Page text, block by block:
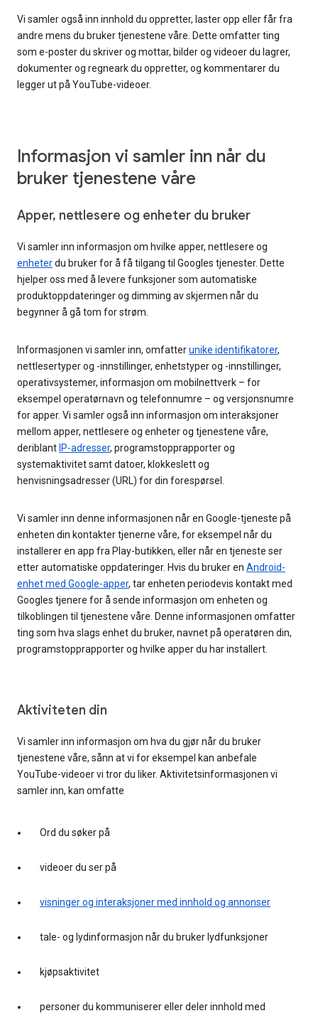
Vi samler også inn innhold du oppretter, laster opp eller får fra
andre mens du bruker tjenestene våre. Dette omfatter ting
som e-poster du skriver og mottar, bilder og videoer du lagrer,
dokumenter og regneark du oppretter, og kommentarer du
legger ut på YouTube-videoer.
Informasjon vi samler inn når du
bruker tjenestene våre
Apper, nettlesere og enheter du bruker
Vi samler inn informasjon om hvilke apper, nettlesere og
enheterdu bruker for å få tilgang til Googles tjenester. Dette
hjelper oss med å levere funksjoner som automatiske
produktoppdateringer og dimming av skjermen når du
begynner å gå tom for strøm.
Informasjonen vi samler inn, omfatterunike identifikatorer,
nettlesertyper og -innstillinger, enhetstyper og -innstillinger,
operativsystemer, informasjon om mobilnettverk – for
eksempel operatørnavn og telefonnumre – og versjonsnumre
for apper. Vi samler også inn informasjon om interaksjoner
mellom apper, nettlesere og enheter og tjenestene våre,
deriblant IP-adresser, programstopprapporter og
systemaktivitet samt datoer, klokkeslett og
henvisningsadresser (URL) for din forespørsel.
Vi samler inn denne informasjonen når en Google-tjeneste på
enheten din kontakter tjenerne våre, for eksempel når du
installerer en app fra Play-butikken, eller når en tjeneste ser
etter automatiske oppdateringer. Hvis du bruker en Android-
enhet med Google-apper, tar enheten periodevis kontakt med
Googles tjenere for å sende informasjon om enheten og
tilkoblingen til tjenestene våre. Denne informasjonen omfatter
ting som hva slags enhet du bruker, navnet på operatøren din,
programstopprapporter og hvilke apper du har installert.
Aktiviteten din
Vi samler inn informasjon om hva du gjør når du bruker
tjenestene våre, sånn at vi for eksempel kan anbefale
YouTube-videoer vi tror du liker. Aktivitetsinformasjonen vi
samler inn, kan omfatte
Ord du søker på
videoer du ser på
visninger og interaksjoner med innhold og annonser
tale- og lydinformasjon når du bruker lydfunksjoner
kjøpsaktivitet
personer du kommuniserer eller deler innhold med